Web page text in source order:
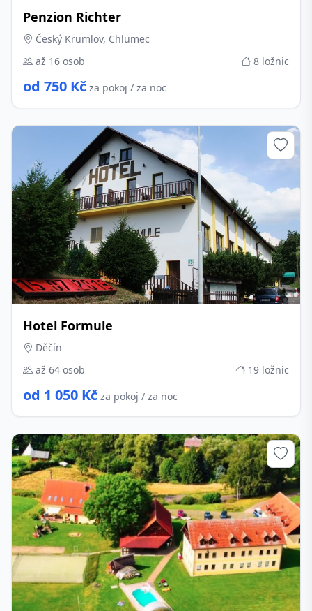
Penzion Richter
Český Krumlov, Chlumec
až 16 osob
8 ložnic
od 750 Kč za pokoj / za noc
Hotel Formule
Děčín
až 64 osob
19 ložnic
od 1 050 Kč za pokoj / za noc